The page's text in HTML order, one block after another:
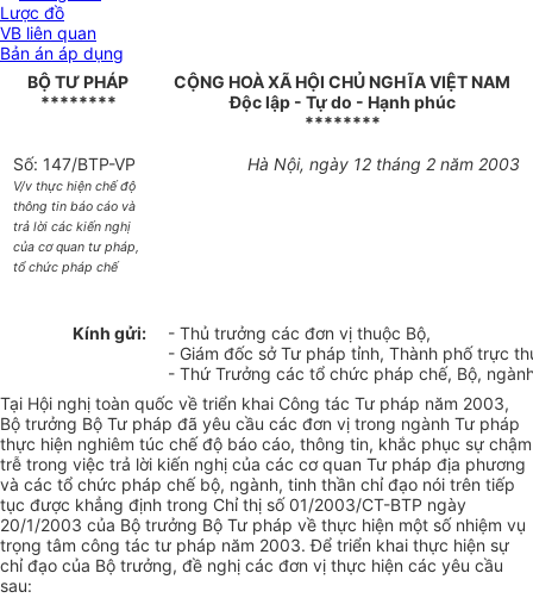
Lược đồ
VB liên quan
Bản án áp dụng
BỘ TƯ PHÁP
********
CỘNG HOÀ XÃ HỘI CHỦ NGHĨA VIỆT NAM
Độc lập - Tự do - Hạnh phúc
********
Số: 147/BTP-VP
V/v thực hiện chế độ
thông tin báo cáo và
trả lời các kiến nghị
của cơ quan tư pháp,
tổ chức pháp chế
Hà Nội, ngày 12 tháng 2 năm 2003
Kính gửi:
- Thủ trưởng các đơn vị thuộc Bộ,
- Giám đốc sở Tư pháp tỉnh, Thành phố trực
- Thứ Trưởng các tổ chức pháp chế, Bộ,
Tại Hội nghị toàn quốc về triển khai Công tác Tư pháp năm 2003,
Bộ trưởng Bộ Tư pháp đã yêu cầu các đơn vị trong ngành Tư pháp
thực hiện nghiêm túc chế độ báo cáo, thông tin, khắc phục sự chậm
trễ trong việc trả lời kiến nghị của các cơ quan Tư pháp địa phương
và các tổ chức pháp chế bộ, ngành, tinh thần chỉ đạo nói trên tiếp
tục được khẳng định trong Chỉ thị số 01/2003/CT-BTP ngày
20/1/2003 của Bộ trưởng Bộ Tư pháp về thực hiện một số nhiệm vụ
trọng tâm công tác tư pháp năm 2003. Để triển khai thực hiện sự
chỉ đạo của Bộ trưởng, đề nghị các đơn vị thực hiện các yêu cầu
sau: